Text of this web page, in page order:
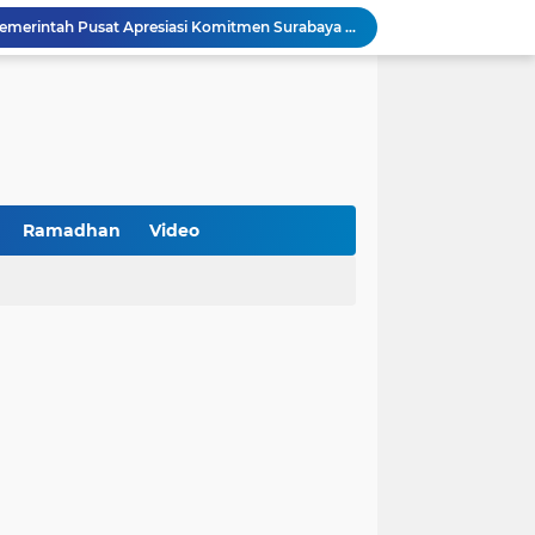
Baru Industri Jasa Keuangan
Antisipasi Balap Liar dan Gangguan Kamtibmas, Polres Pamekasan Amankan 62 Unit Sepeda Motor
Jakarta Raih Digital Excellence Awards 2026
Ramadhan Video